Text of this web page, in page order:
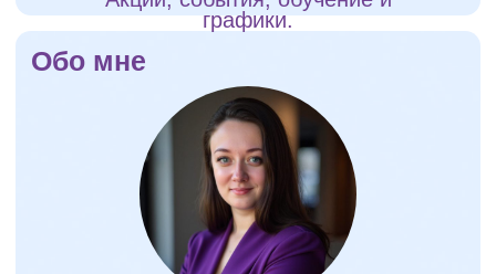
ежедневно на
фондовом рынке
Высшее экономическое
образование‌
Диплом гос. образца, квалификация
"Инвестиционный советник"
Арина Костюченко